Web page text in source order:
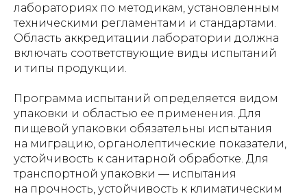
лабораториях по методикам, установленным
техническими регламентами и стандартами.
Область аккредитации лаборатории должна
включать соответствующие виды испытаний
и типы продукции.
Программа испытаний определяется видом
упаковки и областью ее применения. Для
пищевой упаковки обязательны испытания
на миграцию, органолептические показатели,
устойчивость к санитарной обработке. Для
транспортной упаковки — испытания
на прочность, устойчивость к климатическим